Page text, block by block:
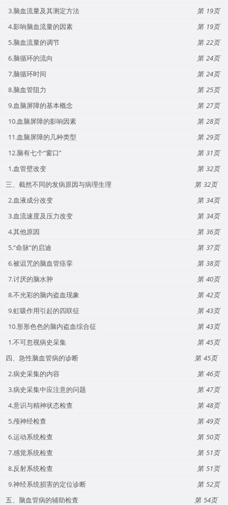
3.脑血流量及其测定方法
19
4.影响脑血流量的因素
19
5.脑血流量的调节
22
6.脑循环的流向
24
7.脑循环时间
24
8.脑血管阻力
25
9.血脑屏障的基本概念
27
10.血脑屏障的影响因素
28
11.血脑屏障的几种类型
29
12.脑有七个“窗口”
31
1.血管壁改变
32
三、截然不同的发病原因与病理生理
32
2.血液成分改变
34
3.血流速度及压力改变
34
4.其他原因
36
5.“命脉”的启迪
37
6.被诅咒的脑血管痉挛
38
7.讨厌的脑水肿
40
8.不光彩的脑内盗血现象
42
9.虹吸作用引起的四联征
43
10.形形色色的脑内盗血综合征
43
1.不可忽视病史采集
45
四、急性脑血管病的诊断
45
2.病史采集的内容
46
3.病史采集中应注意的问题
47
4.意识与精神状态检查
48
5.颅神经检查
49
6.运动系统检查
50
7.感觉系统检查
51
8.反射系统检查
51
9.神经系统损害的定位诊断
52
五、脑血管病的辅助检查
54